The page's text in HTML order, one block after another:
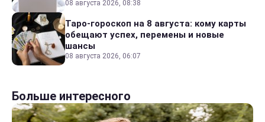
08 августа 2026, 08:38
Таро-гороскоп на 8 августа: кому карты
обещают успех, перемены и новые
шансы
08 августа 2026, 06:07
Больше интересного